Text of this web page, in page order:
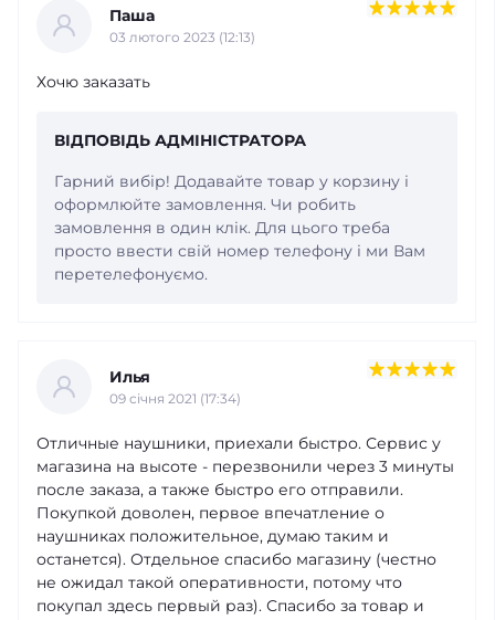
Паша
03 лютого 2023 (12:13)
Хочю заказать
ВІДПОВІДЬ АДМІНІСТРАТОРА
Гарний вибір! Додавайте товар у корзину і
оформлюйте замовлення. Чи робить
замовлення в один клік. Для цього треба
просто ввести свій номер телефону і ми Вам
перетелефонуємо.
Илья
09 cічня 2021 (17:34)
Отличные наушники, приехали быстро. Сервис у
магазина на высоте - перезвонили через 3 минуты
после заказа, а также быстро его отправили.
Покупкой доволен, первое впечатление о
наушниках положительное, думаю таким и
останется). Отдельное спасибо магазину (честно
не ожидал такой оперативности, потому что
покупал здесь первый раз). Спасибо за товар и